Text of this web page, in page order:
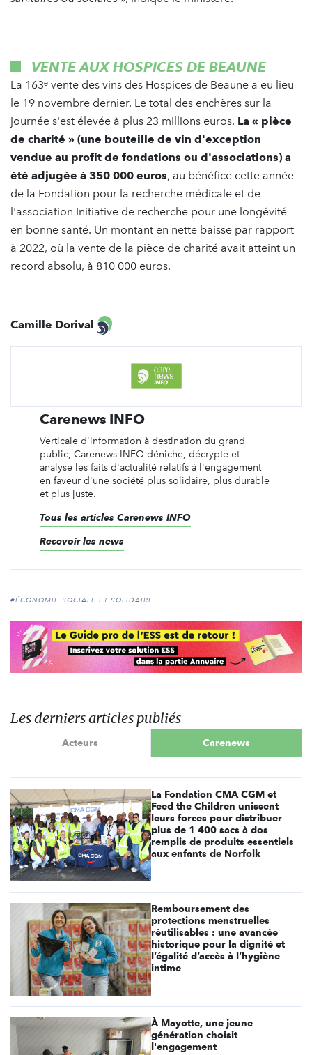
VENTE AUX HOSPICES DE BEAUNE
La 163ᵉ vente des vins des Hospices de Beaune a eu lieu
le 19 novembre dernier. Le total des enchères sur la
journée s'est élevée à plus 23 millions euros. La « pièce
de charité » (une bouteille de vin d'exception
vendue au profit de fondations ou d'associations) a
été adjugée à 350 000 euros, au bénéfice cette année
de la Fondation pour la recherche médicale et de
l'association Initiative de recherche pour une longévité
en bonne santé. Un montant en nette baisse par rapport
à 2022, où la vente de la pièce de charité avait atteint un
record absolu, à 810 000 euros.
Camille Dorival
Carenews INFO
Verticale d'information à destination du grand
public, Carenews INFO déniche, décrypte et
analyse les faits d'actualité relatifs à l'engagement
en faveur d'une société plus solidaire, plus durable
et plus juste.
Tous les articles Carenews INFO
Recevoir les news
#ÉCONOMIE SOCIALE ET SOLIDAIRE
Les derniers articles publiés
Acteurs Carenews
La Fondation CMA CGM et
Feed the Children unissent
leurs forces pour distribuer
plus de 1 400 sacs à dos
remplis de produits essentiels
aux enfants de Norfolk
Remboursement des
protections menstruelles
réutilisables : une avancée
historique pour la dignité et
l’égalité d’accès à l’hygiène
intime
À Mayotte, une jeune
génération choisit
l'engagement